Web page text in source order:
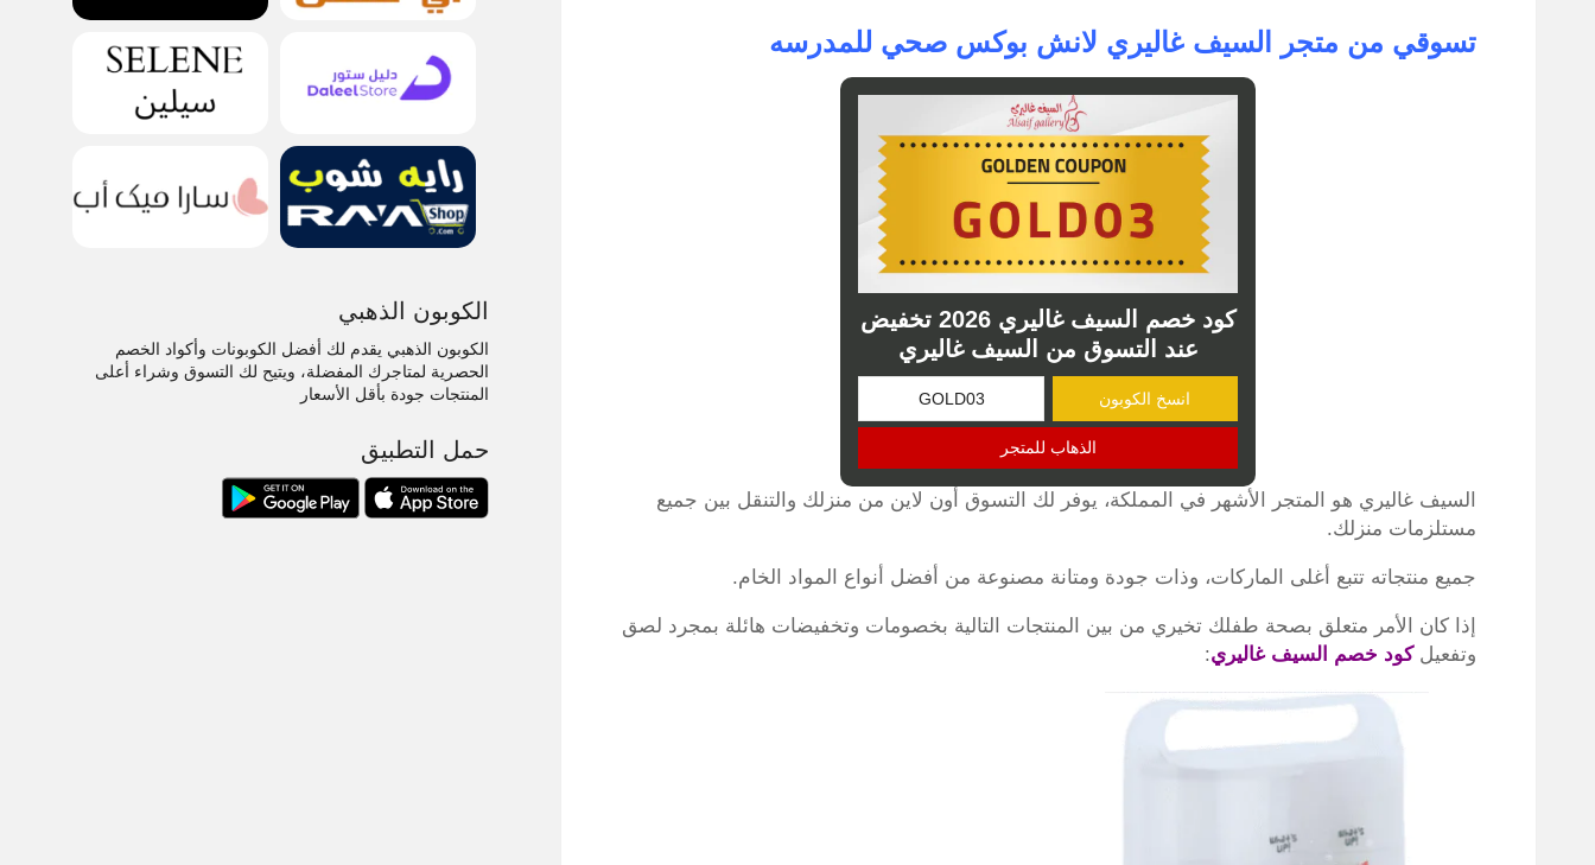
تسوقي من متجر السيف غاليري لانش بوكس صحي للمدرسه
كود خصم السيف غاليري 2026 تخفيض
عند التسوق من السيف غاليري
انسخ الكوبون
الذهاب للمتجر
السيف غاليري هو المتجر الأشهر في المملكة، يوفر لك التسوق أون لاين من منزلك والتنقل بين جميع
مستلزمات منزلك.
جميع منتجاته تتبع أغلى الماركات، وذات جودة ومتانة مصنوعة من أفضل أنواع المواد الخام.
إذا كان الأمر متعلق بصحة طفلك تخيري من بين المنتجات التالية بخصومات وتخفيضات هائلة بمجرد لصق
وتفعيلكود خصم السيف غاليري:
الكوبون الذهبي
الكوبون الذهبي يقدم لك أفضل الكوبونات وأكواد الخصم
الحصرية لمتاجرك المفضلة، ويتيح لك التسوق وشراء أعلى
المنتجات جودة بأقل الأسعار
حمل التطبيق